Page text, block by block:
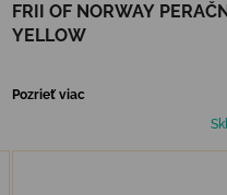
FRII OF NORWAY
YELLOW
Pozrieť viac